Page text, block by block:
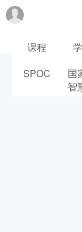
课程
SPOC
国
智